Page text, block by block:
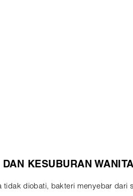
KESUBURAN WANITA
tidak diobati, bakteri menyebar dari